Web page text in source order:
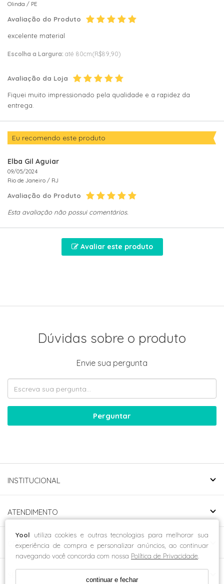
Yool utiliza cookies e outras tecnologias para melhorar sua
experiência de compra e personalizar anúncios, ao continuar
navegando você concorda com nossa Política de Privacidade
continuar e fechar
Olinda / PE
Avaliação do Produto
excelente material
Escolha a Largura: até 80cm(R$89,90)
Avaliação da Loja
Fiquei muito impressionado pela qualidade e a rapidez da
entrega.
Eu recomendo este produto
Elba Gil Aguiar
09/05/2024
Rio de Janeiro / RJ
Avaliação do Produto
Esta avaliação não possui comentários.
Avaliar este produto
Dúvidas sobre o produto
Envie sua pergunta
Perguntar
INSTITUCIONAL
ATENDIMENTO
CONTATO